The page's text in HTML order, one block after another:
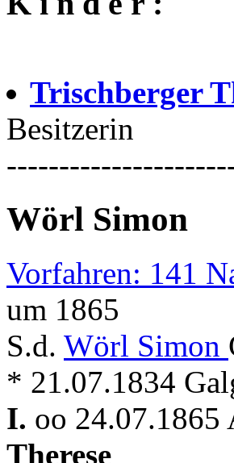
Trischberger
Besitzerin
Wörl Simon
Vorfahren: 141
um 1865
S.d. Wörl Simon
* 21.07.1834
I. oo 24.07.1865
Therese